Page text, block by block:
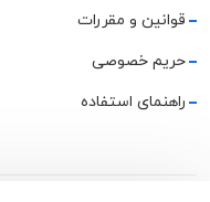
قوانین و مقررات
حریم خصوصی
راهنمای استفاده